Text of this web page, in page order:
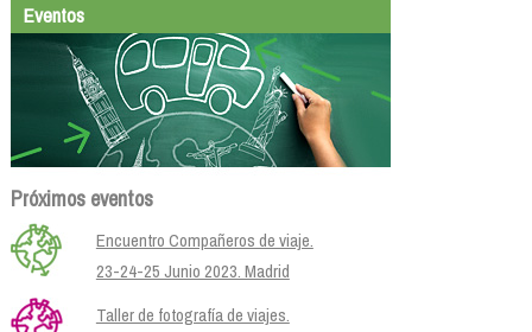
Eventos
Próximos eventos
Encuentro Compañeros de viaje.
23-24-25 Junio 2023. Madrid
Taller de fotografía de viajes.